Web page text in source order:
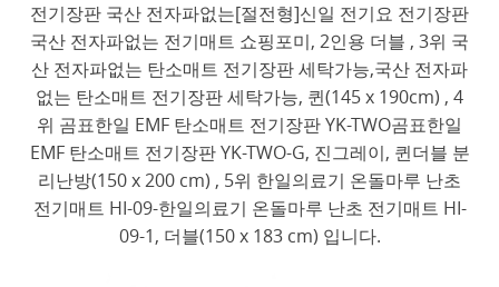
전기장판 국산 전자파없는[절전형]신일 전기요 전기장판
국산 전자파없는 전기매트 쇼핑포미, 2인용 더블 , 3위 국
산 전자파없는 탄소매트 전기장판 세탁가능,국산 전자파
없는 탄소매트 전기장판 세탁가능, 퀸(145 x 190cm) , 4
위 곰표한일 EMF 탄소매트 전기장판 YK-TWO곰표한일
EMF 탄소매트 전기장판 YK-TWO-G, 진그레이, 퀸더블 분
리난방(150 x 200 cm) , 5위 한일의료기 온돌마루 난초
전기매트 HI-09-한일의료기 온돌마루 난초 전기매트 HI-
09-1, 더블(150 x 183 cm) 입니다.